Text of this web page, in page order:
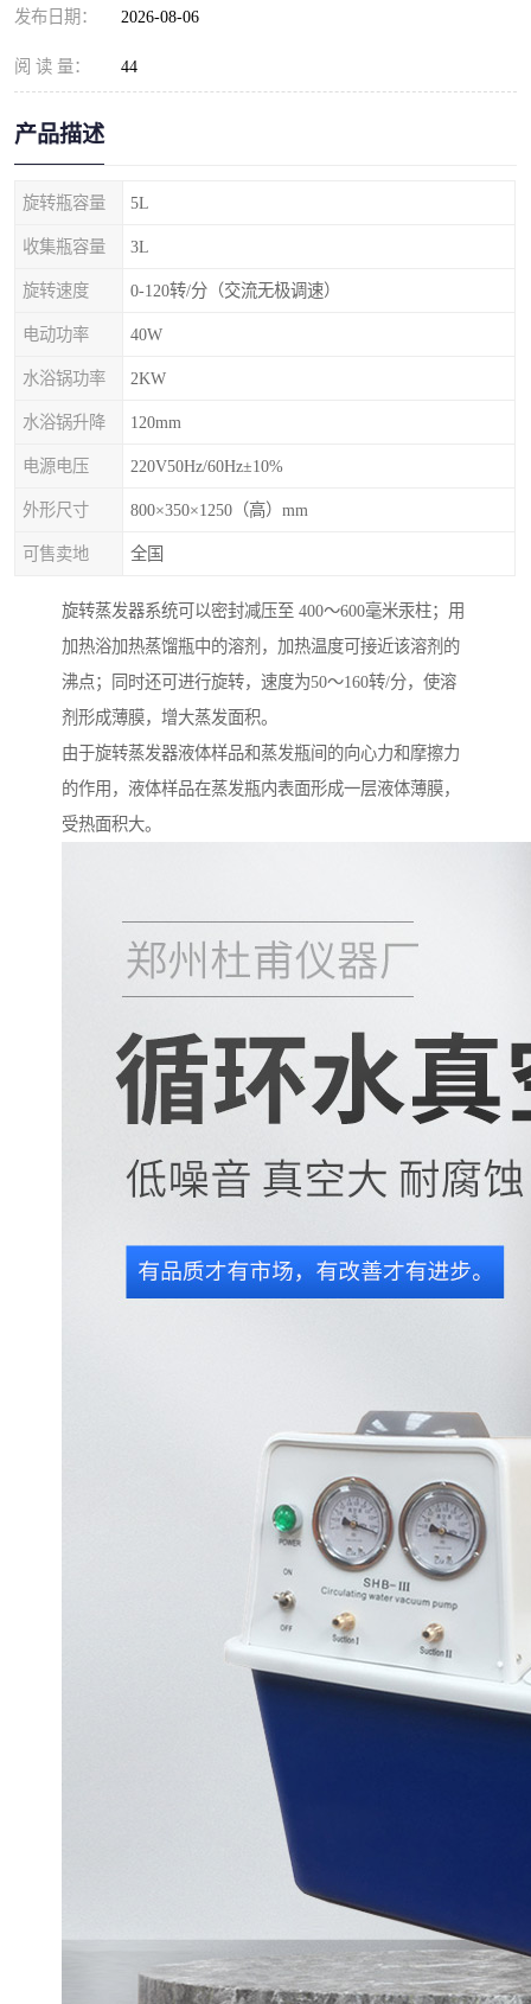
发布日期： 2026-08-06
阅 读 量： 44
产品描述
旋转瓶容量 5L
收集瓶容量 3L
旋转速度 0-120转/分（交流无极调速）
电动功率 40W
水浴锅功率 2KW
水浴锅升降 120mm
电源电压 220V50Hz/60Hz±10%
外形尺寸 800×350×1250（高）mm
可售卖地 全国
旋转蒸发器系统可以密封减压至 400～600毫米汞柱；用
加热浴加热蒸馏瓶中的溶剂，加热温度可接近该溶剂的
沸点；同时还可进行旋转，速度为50～160转/分，使溶
剂形成薄膜，增大蒸发面积。
由于旋转蒸发器液体样品和蒸发瓶间的向心力和摩擦力
的作用，液体样品在蒸发瓶内表面形成一层液体薄膜，
受热面积大。